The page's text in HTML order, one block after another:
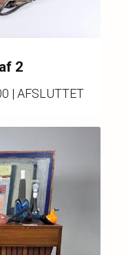
2
| AFSLUTTET